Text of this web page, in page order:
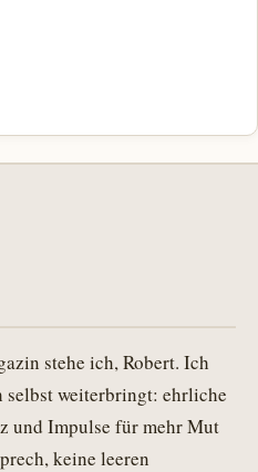
stehe ich, Robert. Ich
selbst weiterbringt: ehrliche
und Impulse für mehr Mut
keine leeren